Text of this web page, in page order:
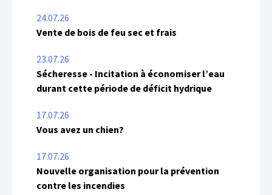
24.07.26
Vente de bois de feu sec et frais
23.07.26
Sécheresse - Incitation à économiser l’eau
durant cette période de déficit hydrique
17.07.26
Vous avez un chien?
17.07.26
Nouvelle organisation pour la prévention
contre les incendies